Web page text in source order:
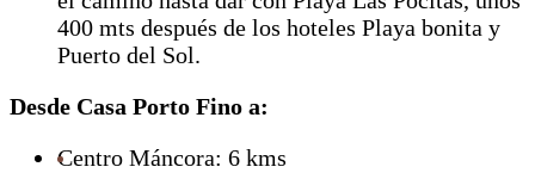
400 mts después de los hoteles Playa bonita y
Puerto del Sol.
Desde Casa Porto Fino a:
Centro Máncora: 6 kms